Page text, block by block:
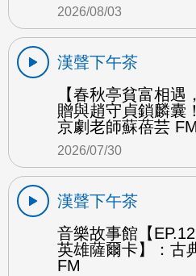
2026/08/03
漢聲下午茶
【春秋亭貧富相
贈與趙守貞鎖麟囊
京劇老師蘇蓓芸 FM
2026/07/30
漢聲下午茶
音樂故事館【
英雄薩爾卡】：
FM